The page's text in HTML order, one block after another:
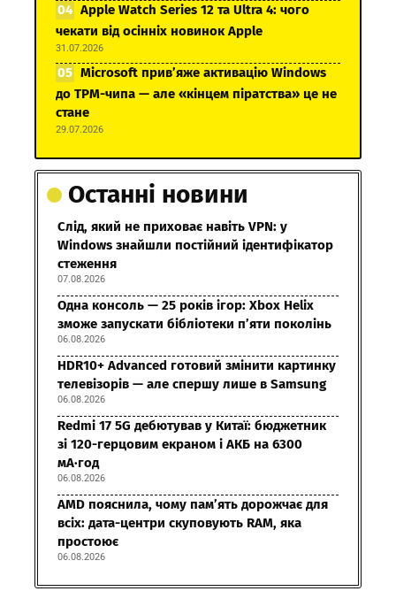
Apple Watch Series 12 та Ultra 4: чого
чекати від осінніх новинок Apple
31.07.2026
Microsoft прив’яже активацію Windows
до TPM-чипа — але «кінцем піратства» це не
стане
29.07.2026
Останні новини
Слід, який не приховає навіть VPN: у
Windows знайшли постійний ідентифікатор
стеження
07.08.2026
Одна консоль — 25 років ігор: Xbox Helix
зможе запускати бібліотеки п’яти поколінь
06.08.2026
HDR10+ Advanced готовий змінити картинку
телевізорів — але спершу лише в Samsung
06.08.2026
Redmi 17 5G дебютував у Китаї: бюджетник
зі 120-герцовим екраном і АКБ на 6300
мА·год
06.08.2026
AMD пояснила, чому пам’ять дорожчає для
всіх: дата-центри скуповують RAM, яка
простоює
06.08.2026